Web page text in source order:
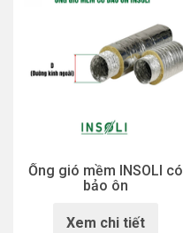
Ống gió mềm INSOLI có
bảo ôn
Xem chi tiết